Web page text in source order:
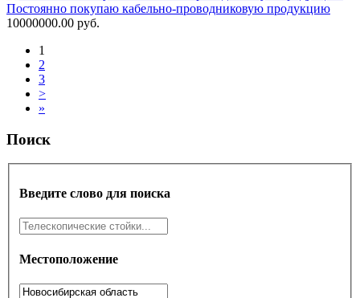
Постоянно покупаю кабельно-проводниковую продукцию
10000000.00 руб.
1
2
3
>
»
Поиск
Введите слово для поиска
Местоположение